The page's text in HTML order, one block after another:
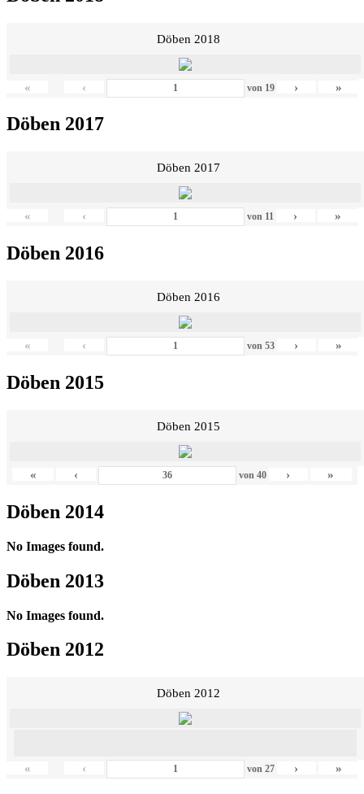
Döben 2018
« ‹ von 19 › »
Döben 2017
Döben 2017
« ‹ von 11 › »
Döben 2016
Döben 2016
« ‹ von 53 › »
Döben 2015
Döben 2015
« ‹ von 40 › »
Döben 2014
No Images found.
Döben 2013
No Images found.
Döben 2012
Döben 2012
« ‹ von 27 › »